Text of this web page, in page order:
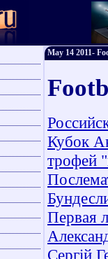
May 14 2011-
Кубок
трофей
Первая
Сергій